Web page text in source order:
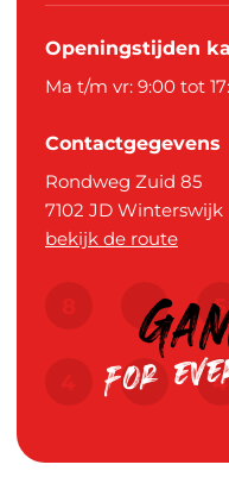
Openingstijden
Ma t/m vr: 9:00 tot
Contactgegevens
Rondweg Zuid 85
7102 JD Winterswijk
bekijk de route